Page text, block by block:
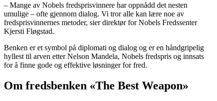
– Mange av Nobels fredsprisvinnere har oppnådd det nesten
umulige – ofte gjennom dialog. Vi tror alle kan lære noe av
fredsprisvinnernes metoder, sier direktør for Nobels Fredssenter
Kjersti Fløgstad.
Benken er et symbol på diplomati og dialog og er en håndgripelig
hyllest til arven etter Nelson Mandela, Nobels fredspris og innsats
for å finne gode og effektive løsninger for fred.
Om fredsbenken «The Best Weapon»